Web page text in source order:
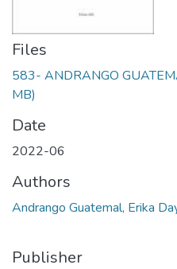
Files
583- ANDRANGO
MB)
Date
2022-06
Authors
Andrango Guatemal, Erika
Publisher